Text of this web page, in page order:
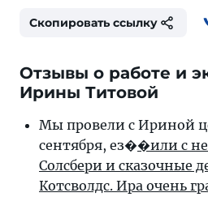
Скопировать ссылку
Отзывы о работе и
Ирины Титовой
Мы провели с Ириной
сентября, ез��или с
Солсбери и сказочные
Котсволдс. Ира очень